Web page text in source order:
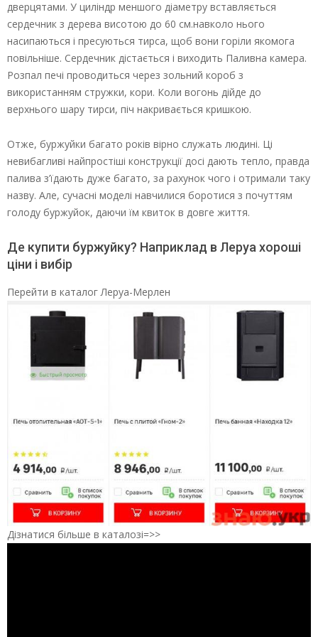
дверцятами. У циліндр меншого діаметру вставляється
сердечник з дерева висотою до 60 см.навколо нього
насипаються і пресуються тирса, щоб вони горіли якомога
повільніше. Сердечник дістається і виходить Паливна камера.
Розпал печі проводиться через зольний короб з
використанням стружки, кори. Коли вогонь дійде до
верхнього шару тирси, піч накривається кришкою.
Отже, буржуйки багато років вірно служать людині. Ці
невибагливі найпростіші конструкції досі дають тепло, правда
палива з’їдають дуже багато, за рахунок чого і отримали таку
назву. Але, сучасні моделі навчилися боротися з почуттям
голоду буржуйок, даючи їм квиток в довге життя.
Де купити буржуйку? Наприклад в Леруа хороші
ціни і вибір
Перейти в каталог Леруа-Мерлен
Дізнатися більше в каталозі=>>